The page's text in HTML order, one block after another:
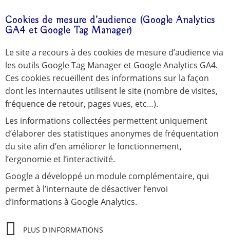
Cookies de mesure d’audience (Google Analytics
GA4 et Google Tag Manager)
Le site a recours à des cookies de mesure d’audience via
les outils Google Tag Manager et Google Analytics GA4.
Ces cookies recueillent des informations sur la façon
dont les internautes utilisent le site (nombre de visites,
fréquence de retour, pages vues, etc…).
Les informations collectées permettent uniquement
d’élaborer des statistiques anonymes de fréquentation
du site afin d’en améliorer le fonctionnement,
l’ergonomie et l’interactivité.
Google a développé un module complémentaire, qui
permet à l’internaute de désactiver l’envoi
d’informations à Google Analytics.
PLUS D'INFORMATIONS